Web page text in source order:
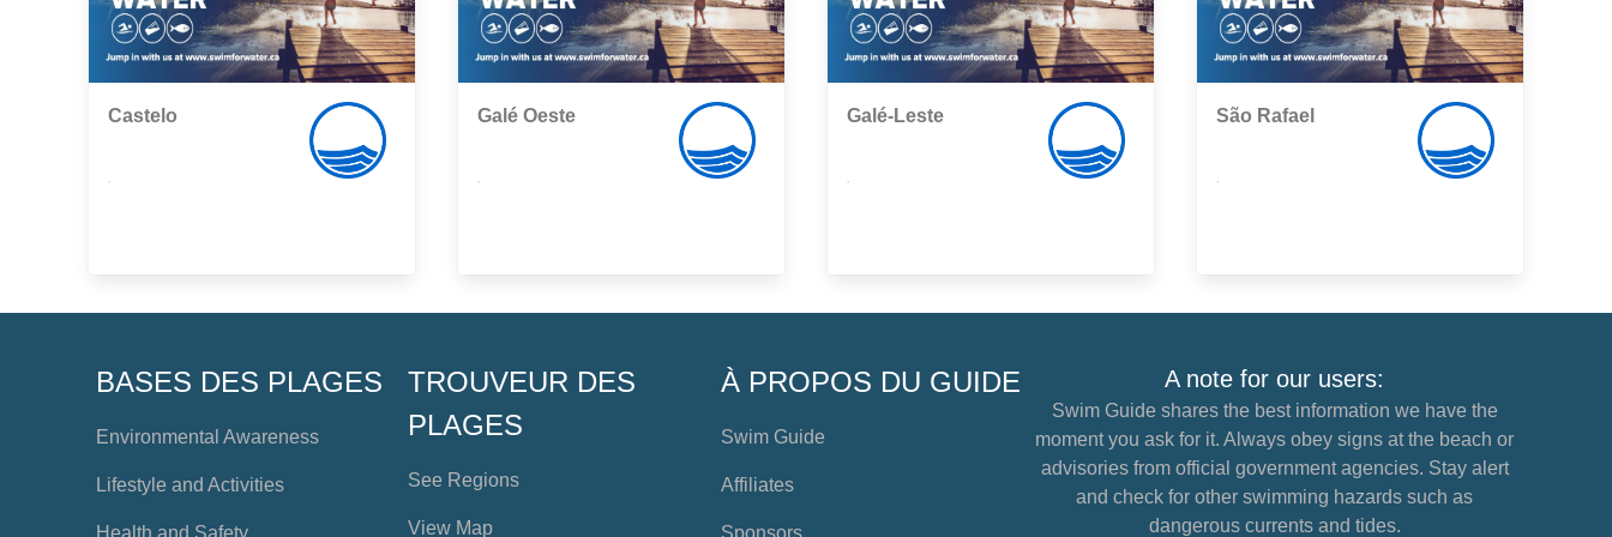
Castelo Galé Oeste Galé-Leste São Rafael
BASES DES PLAGES
Environmental Awareness
Lifestyle and Activities
Health and Safety
TROUVEUR DES
PLAGES
See Regions
View Map
À PROPOS DU GUIDE
Swim Guide
Affiliates
Sponsors
A note for our users:
Swim Guide shares the best information we have the
moment you ask for it. Always obey signs at the beach or
advisories from official government agencies. Stay alert
and check for other swimming hazards such as
dangerous currents and tides.